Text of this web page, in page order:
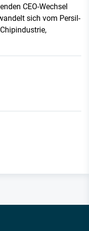
CEO-Wechsel
sich vom Persil-